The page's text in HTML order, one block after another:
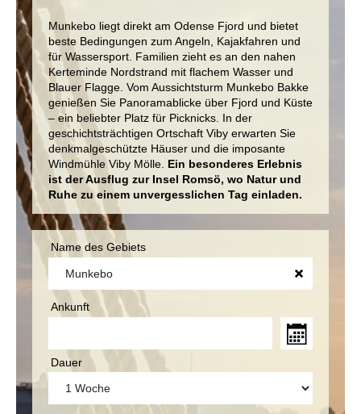
Munkebo liegt direkt am Odense Fjord und bietet
beste Bedingungen zum Angeln, Kajakfahren und
für Wassersport. Familien zieht es an den nahen
Kerteminde Nordstrand mit flachem Wasser und
Blauer Flagge. Vom Aussichtsturm Munkebo Bakke
genießen Sie Panoramablicke über Fjord und Küste
– ein beliebter Platz für Picknicks. In der
geschichtsträchtigen Ortschaft Viby erwarten Sie
denkmalgeschützte Häuser und die imposante
Windmühle Viby Mölle. Ein besonderes Erlebnis
ist der Ausflug zur Insel Romsö, wo Natur und
Ruhe zu einem unvergesslichen Tag einladen.
Name des Gebiets
Ankunft
Dauer